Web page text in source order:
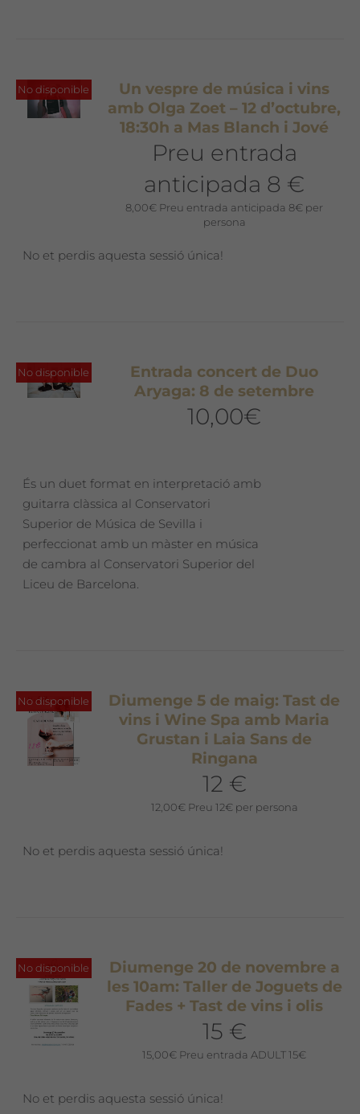
No disponible
Un vespre de música i vins
amb Olga Zoet – 12 d’octubre,
18:30h a Mas Blanch i Jové
Preu entrada
anticipada 8 €
8,00€ Preu entrada anticipada 8€ per
persona
No et perdis aquesta sessió única!
No disponible
Entrada concert de Duo
Aryaga: 8 de setembre
10,00€
És un duet format en interpretació amb
guitarra clàssica al Conservatori
Superior de Música de Sevilla i
perfeccionat amb un màster en música
de cambra al Conservatori Superior del
Liceu de Barcelona.
No disponible
Diumenge 5 de maig: Tast de
vins i Wine Spa amb Maria
Grustan i Laia Sans de
Ringana
12 €
12,00€ Preu 12€ per persona
No et perdis aquesta sessió única!
No disponible
Diumenge 20 de novembre a
les 10am: Taller de Joguets de
Fades + Tast de vins i olis
15 €
15,00€ Preu entrada ADULT 15€
No et perdis aquesta sessió única!